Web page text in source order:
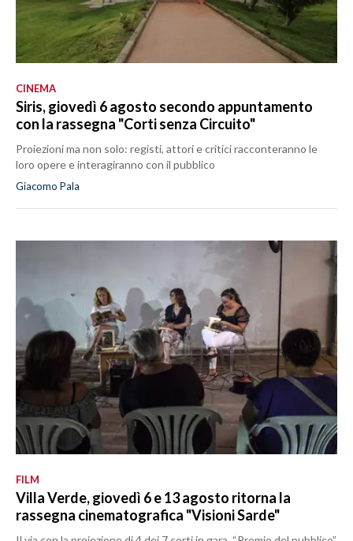
CINEMA
Siris, giovedì 6 agosto secondo appuntamento
con la rassegna "Corti senza Circuito"
Proiezioni ma non solo: registi, attori e critici racconteranno le
loro opere e interagiranno con il pubblico
Giacomo Pala
FILM
Villa Verde, giovedì 6 e 13 agosto ritorna la
rassegna cinematografica "Visioni Sarde"